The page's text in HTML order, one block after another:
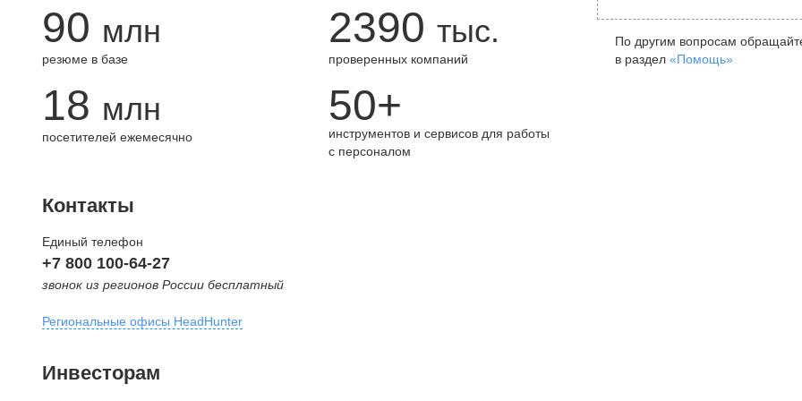
90 млн
резюме в базе
2390 тыс.
проверенных компаний
18 млн
посетителей ежемесячно
50+
инструментов и сервисов для работы
с персоналом
По другим вопросам
в раздел «Помощь»
Контакты
Единый телефон
+7 800 100-64-27
звонок из регионов России бесплатный
Региональные офисы HeadHunter
внутригородская территория
Инвесторам